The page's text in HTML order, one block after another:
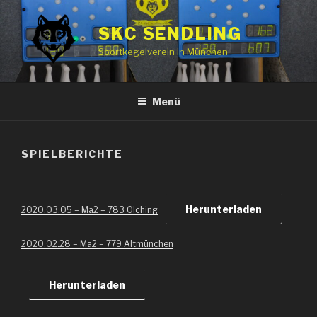
springen
SKC SENDLING
Sportkegelverein in München
Menü
SPIELBERICHTE
2020.03.05 – Ma2 – 783 Olching Herunterladen
2020.02.28 – Ma2 – 779 Altmünchen
Herunterladen